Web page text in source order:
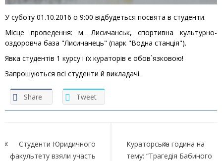
У суботу 01.10.2016 о 9:00 відбудеться посвята в студенти.
Місце проведення: м. Лисичанськ, спортивна культурно-
оздоровча база "Лисичанець" (парк "Водна станція").
Явка студентів 1 курсу і їх кураторів є обов`язковою!
Запрошуються всі студенти й викладачі.
Share Tweet
записів
Студенти Юридичного
факультету взяли участь
Кураторська година на
тему: “Трагедія Бабиного